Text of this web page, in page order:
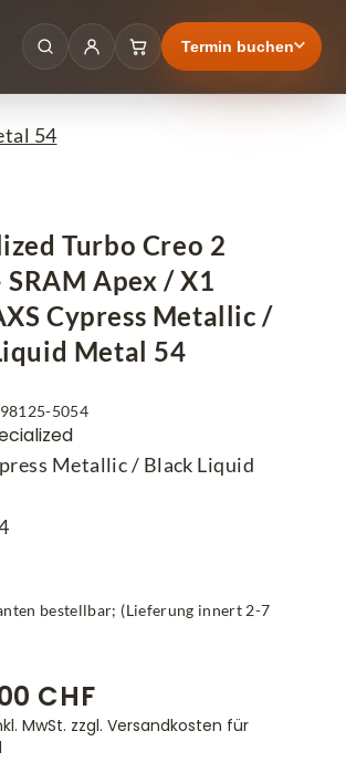
Termin buchen
54
Turbo Creo 2
SRAM Apex / X1
Cypress Metallic /
Metal 54
5054
Metallic / Black Liquid
bestellbar; (Lieferung innert 2-7
CHF
MwSt. zzgl. Versandkosten für